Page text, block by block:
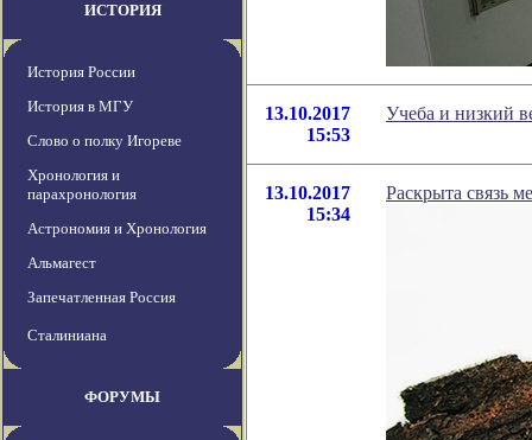
ИСТОРИЯ
История России
История в МГУ
Слово о полку Игореве
Хронология и
парахронология
Астрономия и Хронология
Альмагест
Запечатленная Россия
Сталиниана
ФОРУМЫ
13.10.2017
15:53
Учеба и низкий
13.10.2017
15:34
Раскрыта связь